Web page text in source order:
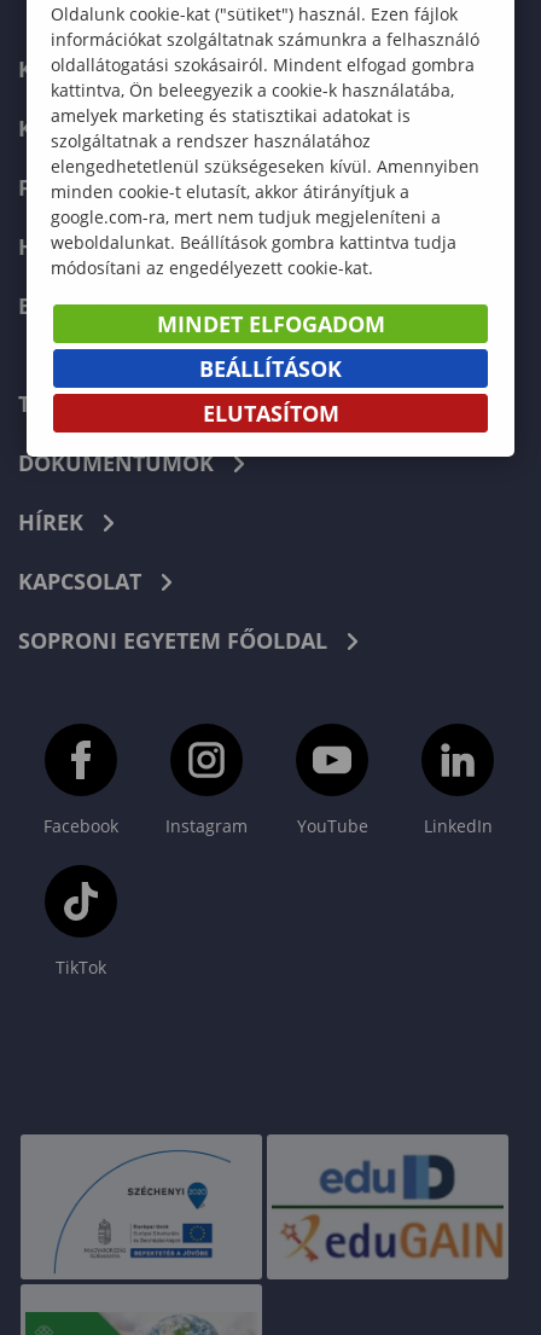
KARUNK
KÉPZÉSEK
FELVÉTELIZŐKNEK
HALLGATÓKNAK
ERASMUS+
TELEFONKÖNYV
DOKUMENTUMOK
HÍREK
KAPCSOLAT
SOPRONI EGYETEM FŐOLDAL
Facebook Instagram YouTube LinkedIn
TikTok
Oldalunk cookie-kat ("sütiket") használ. Ezen fájlok
információkat szolgáltatnak számunkra a felhasználó
oldallátogatási szokásairól. Mindent elfogad gombra
kattintva, Ön beleegyezik a cookie-k használatába,
amelyek marketing és statisztikai adatokat is
szolgáltatnak a rendszer használatához
elengedhetetlenül szükségeseken kívül. Amennyiben
minden cookie-t elutasít, akkor átirányítjuk a
google.com-ra, mert nem tudjuk megjeleníteni a
weboldalunkat. Beállítások gombra kattintva tudja
módosítani az engedélyezett cookie-kat.
MINDET ELFOGADOM
BEÁLLÍTÁSOK
ELUTASÍTOM